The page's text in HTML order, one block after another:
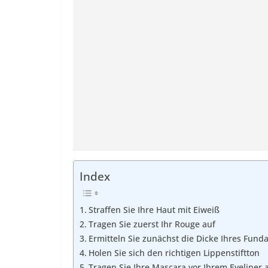
Index
Straffen Sie Ihre Haut mit Eiweiß
Tragen Sie zuerst Ihr Rouge auf
Ermitteln Sie zunächst die Dicke Ihres
Holen Sie sich den richtigen Lippenstiftton